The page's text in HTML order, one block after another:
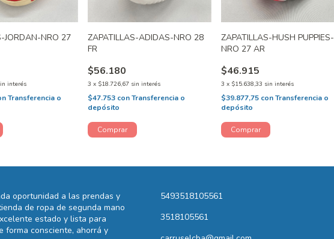
JORDAN-NRO 27
interés
Transferencia o
ZAPATILLAS-ADIDAS-NRO 28
FR
$56.180
3 x $18.726,67 sin interés
$47.753 con Transferencia o
depósito
ZAPATILLAS-HUSH PUPPIES-
NRO 27 AR
$46.915
3 x $15.638,33 sin interés
$39.877,75 conTransferencia o
depósito
oportunidad a las prendas y
de ropa de segunda mano
estado y lista para
forma consciente, ahorrá y
5493518105561
3518105561